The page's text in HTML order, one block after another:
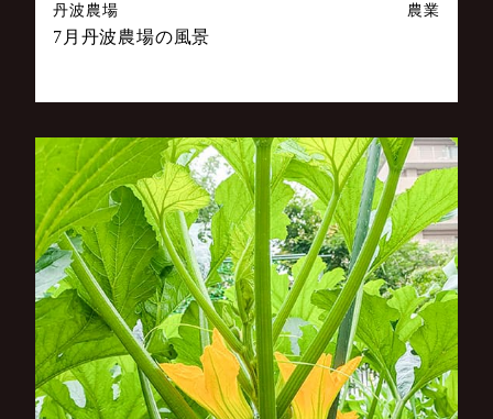
丹波農場 農業
7月丹波農場の風景